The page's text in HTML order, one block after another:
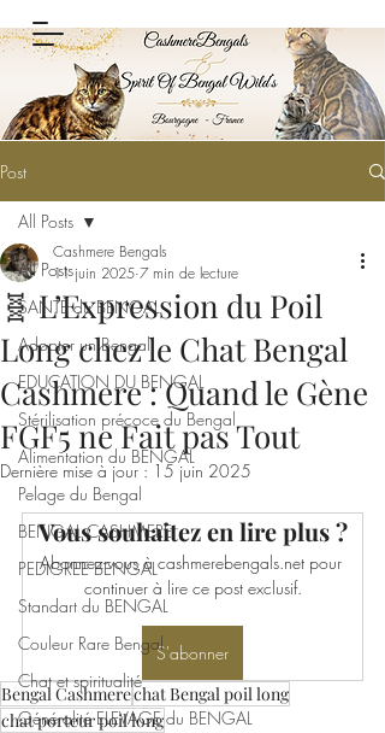
Post
All Posts
SANTÉ du BENGAL
Adopter un Bengal
EDUCATION DU BENGAL
Stérilisation précoce du Bengal
Alimentation du BENGAL
Pelage du Bengal
BENGAL CASHMERE
PEDIGREE BENGAL
Standart du BENGAL
Couleur Rare Bengal
Chat et spiritualité
Généralité ELEVAGE du BENGAL
All Posts
🧬 L’Expression du Poil
Long chez le Chat Bengal
Cashmere : Quand le Gène
FGF5 ne Fait pas Tout
Cashmere Bengals
11 juin 2025 7 min de lecture
Dernière mise à jour :15 juin 2025
Vous souhaitez en lire plus ?
Abonnez-vous à cashmerebengals.net pour
continuer à lire ce post exclusif.
S'abonner
Bengal Cashmerechat Bengal poil long
chat porteur poil long